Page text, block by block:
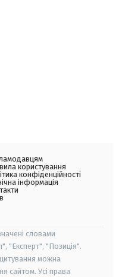
користування
конфіденційності
інформація
словами
"Експерт", "Позиція".
можна
сайтом. Усі права